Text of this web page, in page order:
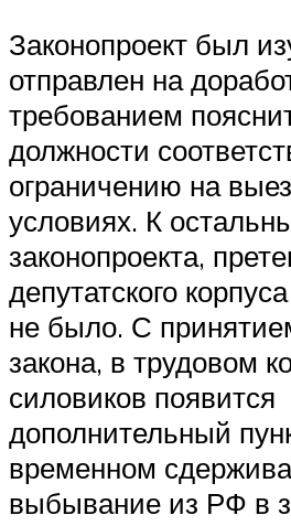
Законопроект был
отправлен на
требованием
должности
ограничению на
условиях. К
законопроекта,
депутатского
не было. С
закона, в трудовом
силовиков появится
дополнительный
временном
выбывание из РФ в